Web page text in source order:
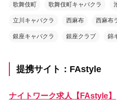
歌舞伎町 歌舞伎町キャバクラ
立川キャバクラ 西麻布 西麻布
銀座キャバクラ 銀座クラブ 錦
提携サイト：FAstyle
ナイトワーク求人【FAstyle】